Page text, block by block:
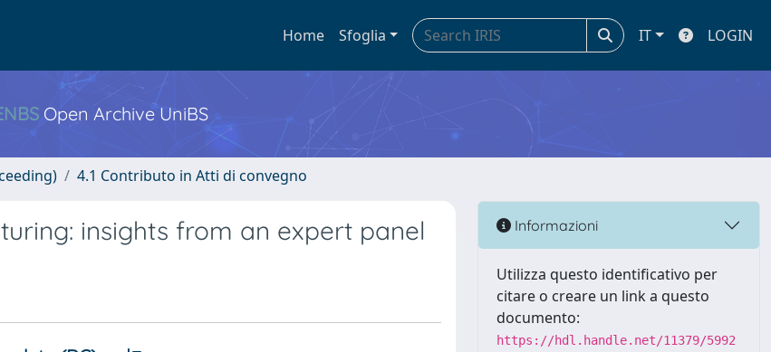
Home Sfoglia IT LOGIN
Open Archive UniBS
4.1 Contributo in Atti di convegno
insights from an expert panel Informazioni
Utilizza questo identificativo per
citare o creare un link a questo
documento:
https://hdl.handle.net/11379/5992